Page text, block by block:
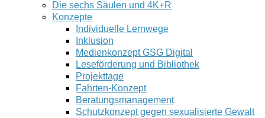
Die sechs Säulen und 4K+R
Konzepte
Individuelle Lernwege
Inklusion
Medienkonzept GSG Digital
Leseförderung und Bibliothek
Projekttage
Fahrten-Konzept
Beratungsmanagement
Schutzkonzept gegen sexualisierte Gewalt